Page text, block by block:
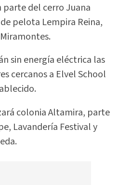
del cerro Juana
pelota Lempira Reina,
sin energía eléctrica las
cercanos a Elvel School
colonia Altamira, parte
Lavandería Festival y